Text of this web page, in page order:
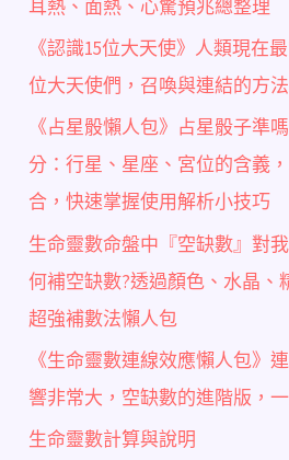
耳熱、面熱、心驚預兆總整理
《認識15位大天使》人類現在
位大天使們，召喚與連結的方法
《占星骰懶人包》占星骰子準
分：行星、星座、宮位的含義
合，快速掌握使用解析小技巧
生命靈數命盤中『空缺數』對
何補空缺數?透過顏色、水晶、
超強補數法懶人包
《生命靈數連線效應懶人包》
響非常大，空缺數的進階版，
生命靈數計算與說明